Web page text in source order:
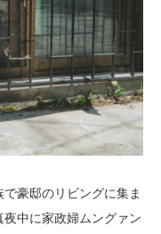
豪邸のリビングに集ま
中に家政婦ムングァン